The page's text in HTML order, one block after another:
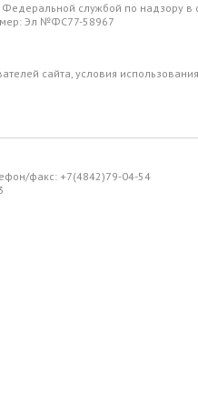
службой по надзору
Эл №ФС77-58967
сайта, условия
факс: +7(4842)79-04-54